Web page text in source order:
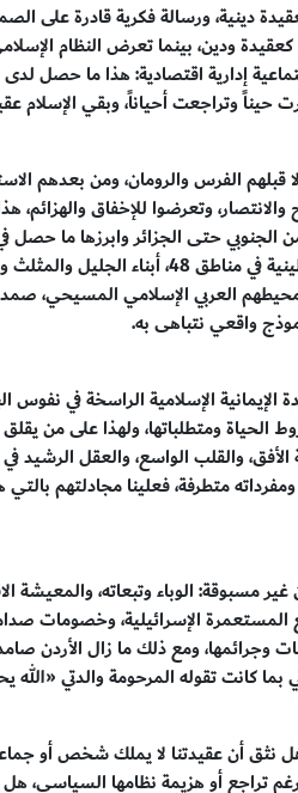
دينية، ورسالة فكرية قادرة على
ودين، بينما تعرض النظام
إدارية اقتصادية: هذا ما حصل لدى
حيناً وتراجعت أحياناً، وبقي الإسلام
الفرس والرومان، ومن بعدهم
والانتصار، وتعرضوا للإخفاق
الجنوبي حتى الجزائر وابرزها ما
الإسلامية المسيحية الفلسطينية في
العربي الإسلامي المسيحي، صمدوا
واقعي نتباهى به.
الإيمانية الإسلامية الراسخة في نفوس
الحياة ومتطلباتها، ولهذا على من
والقلب الواسع، والعقل الرشيد
ومفرداته متطرفة، فعلينا مجادلتهم
مسبوقة: الوباء وتبعاته، والمعيشة
الإسرائيلية، وخصومات
ومع ذلك ما زال الأردن
كانت تقوله المرحومة والدتي «الله
نثق أن عقيدتنا لا يملك شخص أو
رغم تراجع أو هزيمة نظامها السياسي،